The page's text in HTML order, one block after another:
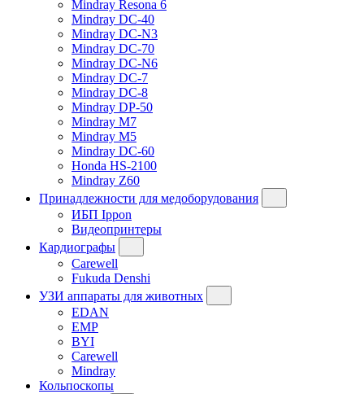
Mindray Resona 6
Mindray DC-40
Mindray DC-N3
Mindray DC-70
Mindray DC-N6
Mindray DC-7
Mindray DC-8
Mindray DP-50
Mindray M7
Mindray M5
Mindray DC-60
Honda HS-2100
Mindray Z60
Принадлежности для медоборудования
ИБП Ippon
Видеопринтеры
Кардиографы
Carewell
Fukuda Denshi
УЗИ аппараты для животных
EDAN
EMP
BYI
Carewell
Mindray
Кольпоскопы